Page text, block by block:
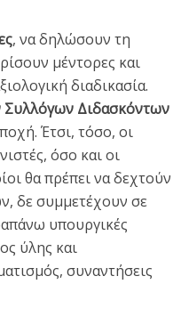
, να δηλώσουν τη
μέντορες και
διαδικασία.
Συλλόγων Διδασκόντων
Έτσι, τόσο, οι
όσο και οι
θα πρέπει να δεχτούν
δε συμμετέχουν σε
υπουργικές
ύλης και
συναντήσεις